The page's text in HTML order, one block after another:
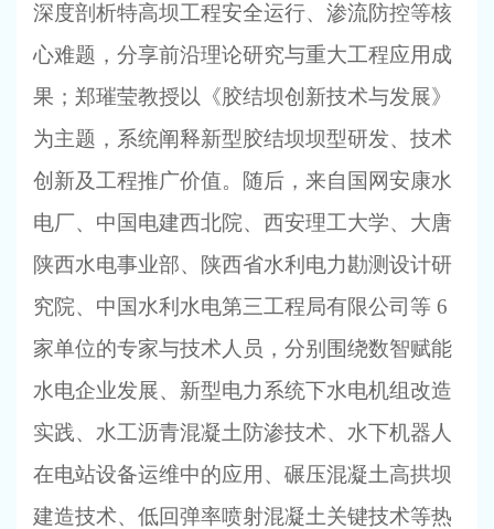
深度剖析特高坝工程安全运行、渗流防控等核
心难题，分享前沿理论研究与重大工程应用成
果；郑璀莹教授以《胶结坝创新技术与发展》
为主题，系统阐释新型胶结坝坝型研发、技术
创新及工程推广价值。随后，来自国网安康水
电厂、中国电建西北院、西安理工大学、大唐
陕西水电事业部、陕西省水利电力勘测设计研
究院、中国水利水电第三工程局有限公司等 6
家单位的专家与技术人员，分别围绕数智赋能
水电企业发展、新型电力系统下水电机组改造
实践、水工沥青混凝土防渗技术、水下机器人
在电站设备运维中的应用、碾压混凝土高拱坝
建造技术、低回弹率喷射混凝土关键技术等热